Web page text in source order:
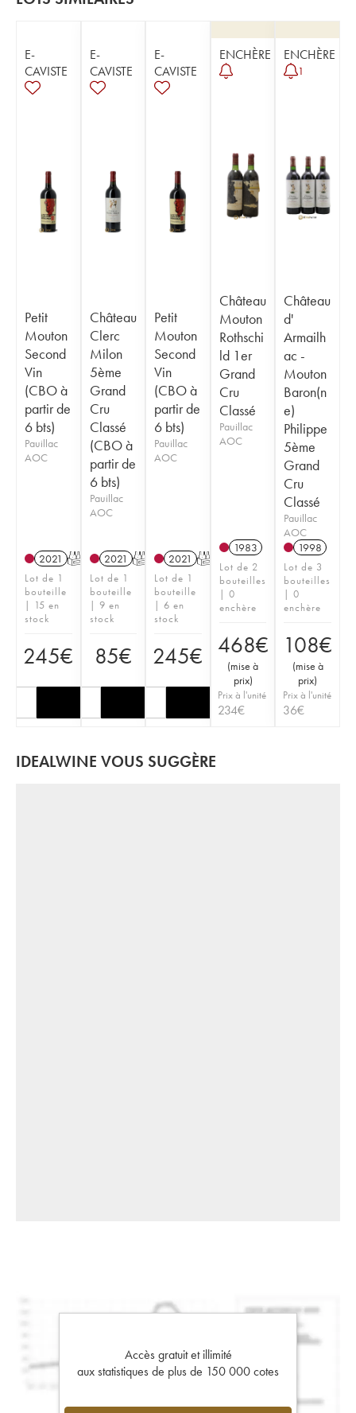
E-
CAVISTE
Petit
Mouton
Second
Vin
(CBO à
partir de
6 bts)
Pauillac
AOC
2021 T
Lot de 1
bouteille
| 15 en
stock
245€
E-
CAVISTE
Château
Clerc
Milon
5ème
Grand
Cru
Classé
(CBO à
partir de
6 bts)
Pauillac
AOC
2021 T
Lot de 1
bouteille
| 9 en
stock
85€
E-
CAVISTE
Petit
Mouton
Second
Vin
(CBO à
partir de
6 bts)
Pauillac
AOC
2021 T
Lot de 1
bouteille
| 6 en
stock
245€
ENCHÈRE
Château
Mouton
Rothschi
ld 1er
Grand
Cru
Classé
Pauillac
AOC
1983
Lot de 2
bouteilles
| 0
enchère
468€
(mise à
prix)
Prix à l'unité
234€
ENCHÈRE
1
Château
d'
Armailh
ac -
Mouton
Baron(n
e)
Philippe
5ème
Grand
Cru
Classé
Pauillac
AOC
1998
Lot de 3
bouteilles
| 0
enchère
108€
(mise à
prix)
Prix à l'unité
36€
IDEALWINE VOUS SUGGÈRE
Accès gratuit et illimité
aux statistiques de plus de 150 000 cotes